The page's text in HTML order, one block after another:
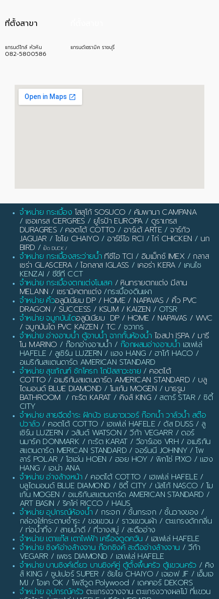
ที่ตั้งสาขา
แกรนด์ไทล์ หัวหิน
082-5800586
แกรนด์เซรามิค ราชบุรี
จำหน่าย กระเบื้อง โสสุโก้ SOSUCO / คัมพานา CAMPANA
/ เซอเกรส CERGRES / ยูโรป้า EUROPA/ ดูราเกรส
DURAGRES / คอตโต้ COTTO / อาร์เต้ ARTE /จาร์กัว
JAGUAR / ไชโย CHAIYO / อาร์ซีไอ RCI /ไก่ CHICKEN / นก
BIRD / เป็ด DUCK /
จำหน่าย กระเบื้องสระว่ายน้ำ ทีซีไอ TCI / อิมเม็กซ์ IMEX/ กลาส
เซร่า GLASCERA/ไอกลาส IGLASS / เคอร่า KERA/ เคนไซ
KENZAI / ซีซีที CCT
จำหน่าย กระเบื้องตกแต่งโมเสค / หินทรายตกแต่ง มีลาน
MELANN / เซรามิคตกแต่ง /กระเบื้องดินเผา
จำหน่าย คิ้วอลูมิเนียม DP / HOME / NAPAVAS / คิ้ว PVC
DRAGON / SUCCESS / KSUM / KAIZEN / OTSR
จำหน่าย จมูกบันไดอลูมิเนียม DP / HOME / NAPAVAS / WVC
/ จมูกบันได PVC KAIZEN / TC / ชวากร
จำหน่าย อ่างอาบน้ำ ตู้อาบน้ำ ฉากกั้นห้องน้ำ ไอสปา ISPA / มารี
โน MARINO / ก๊อกอ่างอาบน้ำ / ก๊อกผสมอ่างอาบน้ำ เฮเฟเล่
HAFELE / ลูเซิร์น LUZERN / แฮง HANG / ฮาโก้ HACO /
อเมริกันสแตนดาร์ด AMERICAN STANDARD
จำหน่าย สุขภัณฑ์ ชักโครก โถปัสสาวะชาย / คอตโต้
COTTO / อเมริกันสแตนดาร์ด AMERICAN STANDARD / บลู
ไดมอนด์ BLUE DIAMOND / โมเก้น MOGEN / บาธรูม
BATHROOM / กะรัต KARAT/ คิงส์ KING / สตาร์ STAR / ซิตี้
CITY
จำหน่าย สายฉีดชำระ ฝักบัว เรนชาวเวอร์ ก๊อกน้ำ วาล์วน้ำ สต๊อ
ปวาล์ว / คอตโต้ COTTO / เฮเฟเล่ HAFELE / ดัส DUSS / ลู
เซิร์น LUZERN / วสันต์ WATSON / วีก้า VEGARR / ดอร์
นมาร์ค DONMARK / กะรัต KARAT / วีอาร์เอช VRH / อเมริกัน
สแตนดาร์ด MERICAN STANDARD / จอร์นนี JOHNNY / โพ
ลาร์ POLAR / โฮเอ่น HOEN / ฮอย HOY / พิกโซ่ PIXO / แฮง
HANG / เอน่า ANA
จำหน่าย อ่างล้างหน้า / คอตโต้ COTTO / เฮเฟเล่ HAFELE /
บลูไดมอนด์ BLUE DIAMOND / ซิตี้ CITY / นัสโก้ NASCO / โม
เก้น MOGEN / อเมริกันสแตนดาร์ด AMERICAN STANDARD /
ART BASIN / ริคโค่ RICCO / HAUS
จำหน่าย อุปกรณ์ห้องน้ำ / กระจก / ชั้นกระจก / ชั้นวางของ /
กล่องใส่กระดาษชำระ / ขอแขวน / ราวแขวนผ้า / ตะแกรงดักกลิ่น
/ ท่อน้ำทิ้ง / สายน้ำดี / ที่วางสบู่ / สะดืออ่าง
จำหน่าย เตาแก๊ส เตาไฟฟ้า เครื่องดูดควัน / เฮเฟเล่ HAFELE
จำหน่าย ซิงค์อ่างล้างจาน ก๊อกซิงค์ สะดืออ่างล้างจาน / วีก้า
VEGARR / เพชร DIAMOND / เฮเฟเล่ HAFELE
จำหน่าย บานซิงค์เดี่ยว บานซิงค์คู่ ตู้ตั้งพื้นครัว ตู้แขวนครัว / คิง
ส์ KING / ซูปเปอร์ SUPER / ชัยโย CHAIYO / เจเอฟ JF / เอ็มเจ
MJ / โอเค OK / โพลีวูด Polywood / เดคคอร์ DEKORS
จำหน่าย อุปกรณ์ครัว ตะแกรงวางจาน ตะแกรงวางผลไม้ ที่แขวน